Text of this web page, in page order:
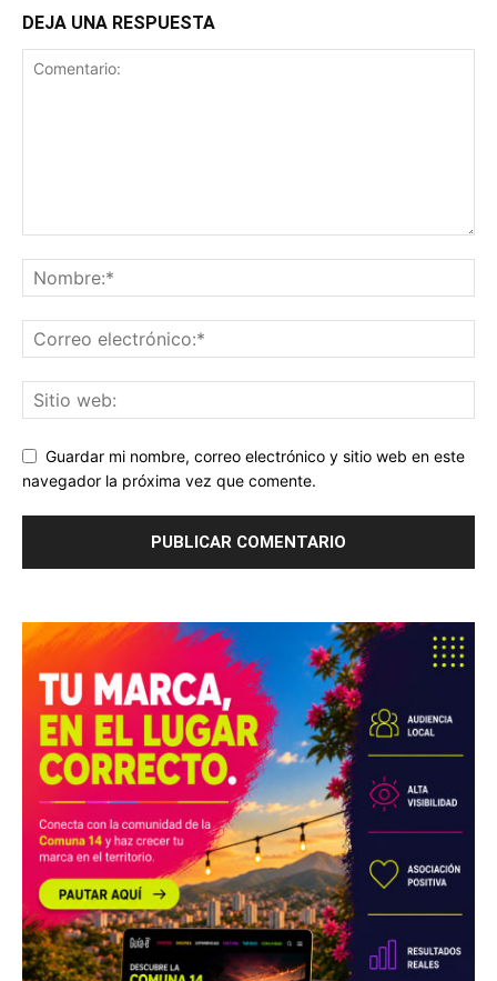
DEJA UNA RESPUESTA
Guardar mi nombre, correo electrónico y sitio web en este
navegador la próxima vez que comente.